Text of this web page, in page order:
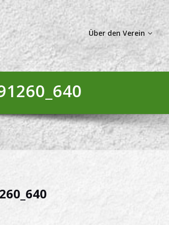
Über den Verein